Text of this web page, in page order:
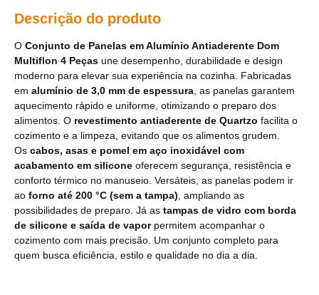
Descrição do produto
O Conjunto de Panelas em Alumínio Antiaderente Dom
Multiflon 4 Peças une desempenho, durabilidade e design
moderno para elevar sua experiência na cozinha. Fabricadas
em alumínio de 3,0 mm de espessura , as panelas garantem
aquecimento rápido e uniforme, otimizando o preparo dos
alimentos. O revestimento antiaderente de Quartzo facilita o
cozimento e a limpeza, evitando que os alimentos grudem.
Os cabos, asas e pomel em aço inoxidável com
acabamento em silicone oferecem segurança, resistência e
conforto térmico no manuseio. Versáteis, as panelas podem ir
ao forno até 200 °C (sem a tampa) , ampliando as
possibilidades de preparo. Já as tampas de vidro com borda
de silicone e saída de vaporpermitem acompanhar o
cozimento com mais precisão. Um conjunto completo para
quem busca eficiência, estilo e qualidade no dia a dia.